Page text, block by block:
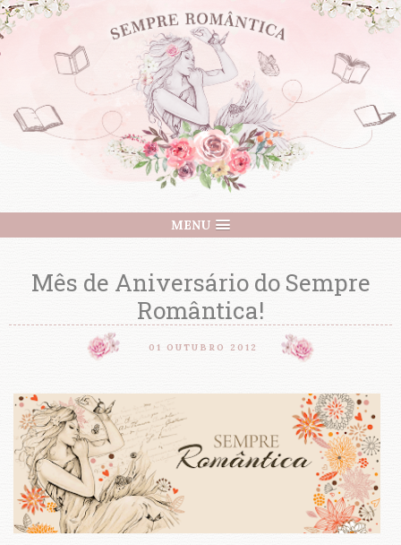
MENU
Mês de Aniversário do Sempre
Romântica!
01 OUTUBRO 2012